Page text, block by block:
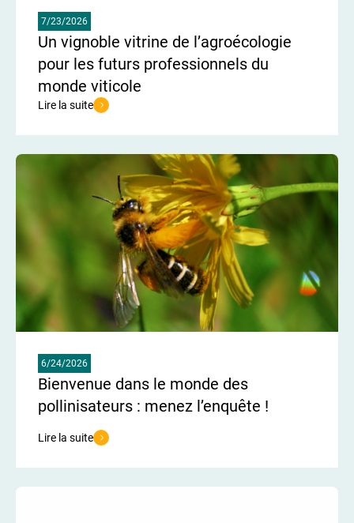
7/23/2026
Un vignoble vitrine de l’agroécologie
pour les futurs professionnels du
monde viticole
Lire la suite
de l'article Un vignoble vitrine de l’agroécologie pour les futurs
6/24/2026
Bienvenue dans le monde des
pollinisateurs : menez l’enquête !
Lire la suite
de l'article Bienvenue dans le monde des pollinisateurs : menez